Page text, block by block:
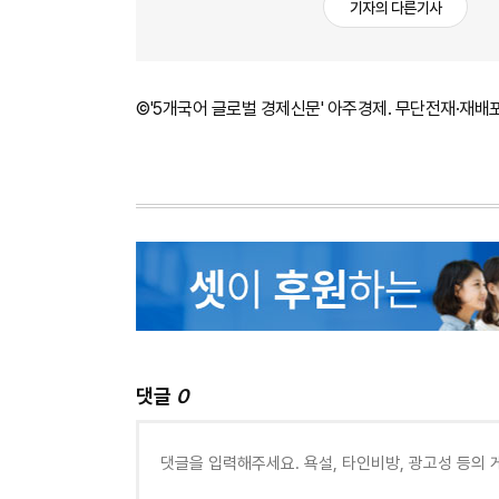
기자의 다른기사
©'5개국어 글로벌 경제신문' 아주경제. 무단전재·재배
댓글 0